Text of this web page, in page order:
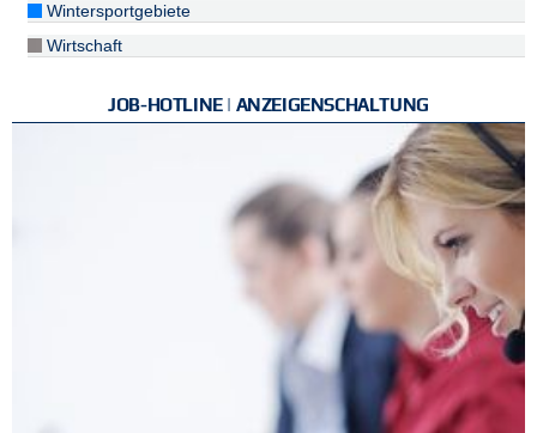
Wintersportgebiete
Wirtschaft
JOB-HOTLINE | ANZEIGENSCHALTUNG